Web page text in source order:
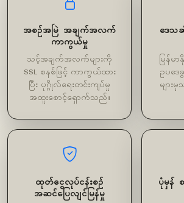
အစဉ်အမြဲ အချက်အလက်
ကာကွယ်မှု
သင့်အချက်အလက်များကို
SSL စနစ်ဖြင့် ကာကွယ်ထား
ပြီး ပုဂ္ဂိုလ်ရေးတင်းကျပ်မှု
အထူးစောင့်ရှောက်သည်။
ဒေသ
မြန်မ
ဥပဒေ
များ
ထုတ်ငွေလုပ်ငန်းစဉ်
အဆင်ပြေလျင်မြန်မှု
ပုံမှန်